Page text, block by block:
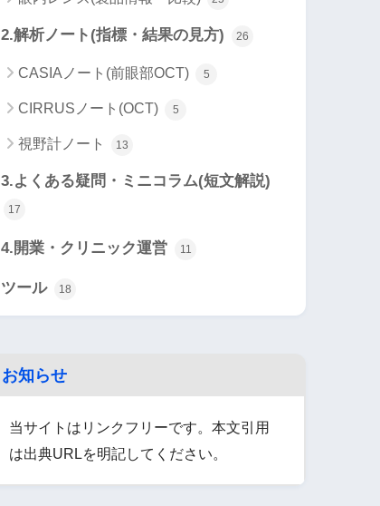
2.解析ノート(指標・結果の見方) 26
CASIAノート(前眼部OCT) 5
CIRRUSノート(OCT) 5
視野計ノート 13
3.よくある疑問・ミニコラム(短文解説)
17
4.開業・クリニック運営 11
ツール 18
お知らせ
当サイトはリンクフリーです。本文引用
は出典URLを明記してください。